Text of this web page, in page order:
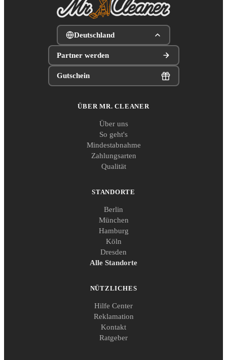
Deutschland
Partner werden
Gutschein
ÜBER MR. CLEANER
Über uns
So geht's
Mindestabnahme
Zahlungsarten
Qualität
STANDORTE
Berlin
München
Hamburg
Köln
Dresden
Alle Standorte
NÜTZLICHES
Hilfe Center
Reklamation
Kontakt
Ratgeber